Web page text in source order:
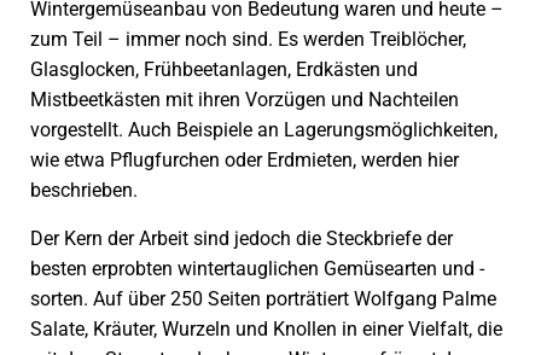
Wintergemüseanbau von Bedeutung waren und heute –
zum Teil – immer noch sind. Es werden Treiblöcher,
Glasglocken, Frühbeetanlagen, Erdkästen und
Mistbeetkästen mit ihren Vorzügen und Nachteilen
vorgestellt. Auch Beispiele an Lagerungsmöglichkeiten,
wie etwa Pflugfurchen oder Erdmieten, werden hier
beschrieben.
Der Kern der Arbeit sind jedoch die Steckbriefe der
besten erprobten wintertauglichen Gemüsearten und -
sorten. Auf über 250 Seiten porträtiert Wolfgang Palme
Salate, Kräuter, Wurzeln und Knollen in einer Vielfalt, die